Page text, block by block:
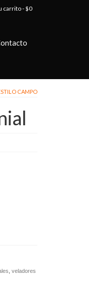
carrito-$0
CAMPO
veladores